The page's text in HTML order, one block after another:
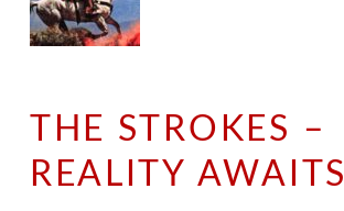
THE STROKES –
REALITY AWAITS